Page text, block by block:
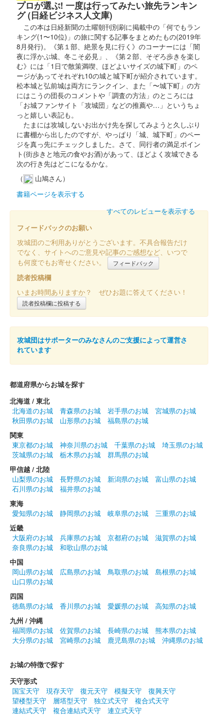
プロが選ぶ! 一度は行ってみたい旅先ランキン
グ (日経ビジネス人文庫)
この本は日経新聞の土曜朝刊別刷に掲載中の「何でもラン
キング(1〜10位)」の旅に関する記事をまとめたもの(2019年
8月発行)。《第１部、絶景を見に行く》のコーナーには「闇
夜に浮かぶ城、冬こそ必見」、《第２部、そぞろ歩きを楽し
む》には「1日で散策満喫、ほどよいサイズの城下町」のペ
ージがあってそれぞれ10の城と城下町が紹介されています。
松本城と弘前城は両方にランクイン、また「〜城下町」の方
にはこうの団長のコメントや「調査の方法」のところには
「お城ファンサイト「攻城団」などの推薦や…」というちょ
っと嬉しい表記も。
たまには攻城しないお出かけ先を探してみようと久しぶり
に書棚から出したのですが、やっぱり「城、城下町」のペー
ジを真っ先にチェックしました。さて、同行者の満足ポイン
ト(街歩きと地元の食やお酒)があって、ほどよく攻城できる
次の行き先はどこになるかな。
（
山鳩さん）
書籍ページを表示する
すべてのレビューを表示する
フィードバックのお願い
攻城団のご利用ありがとうございます。不具合報告だけ
でなく、サイトへのご意見や記事のご感想など、いつで
も何度でもお寄せください。
フィードバック
読者投稿欄
いまお時間ありますか？ ぜひお題に答えてください！
読者投稿欄に投稿する
攻城団はサポーターのみなさんのご支援によって運営さ
れています
都道府県からお城を探す
北海道 / 東北
北海道のお城
青森県のお城 岩手県のお城
宮城県のお城
秋田県のお城
山形県のお城
福島県のお城
関東
東京都のお城
神奈川県のお城 千葉県のお城
埼玉県のお城
茨城県のお城
栃木県のお城
群馬県のお城
甲信越 / 北陸
山梨県のお城
長野県のお城 新潟県のお城
富山県のお城
石川県のお城
福井県のお城
東海
愛知県のお城
静岡県のお城 岐阜県のお城
三重県のお城
近畿
大阪府のお城
兵庫県のお城 京都府のお城
滋賀県のお城
奈良県のお城
和歌山県のお城
中国
岡山県のお城
広島県のお城 鳥取県のお城
島根県のお城
山口県のお城
四国
徳島県のお城
香川県のお城 愛媛県のお城
高知県のお城
九州 / 沖縄
福岡県のお城
佐賀県のお城 長崎県のお城
熊本県のお城
大分県のお城
宮崎県のお城 鹿児島県のお城 沖縄県のお城
お城の特徴で探す
天守形式
国宝天守
現存天守 復元天守 模擬天守
復興天守
望楼型天守
層塔型天守 独立式天守
複合式天守
連結式天守
複合連結式天守
連立式天守